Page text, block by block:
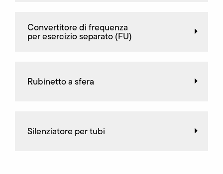
Convertitore di frequenza
per esercizio separato (FU)
Rubinetto a sfera
Silenziatore per tubi